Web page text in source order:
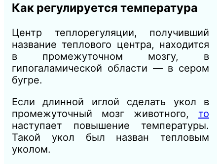
Как регулируется температура
Центр теплорегуляции, получивший
название теплового центра, находится
в промежуточном мозгу, в
гипогаламической области — в сером
бугре.
Если длинной иглой сделать укол в
промежуточный мозг животного, то
наступает повышение температуры.
Такой укол был назван тепловым
уколом.